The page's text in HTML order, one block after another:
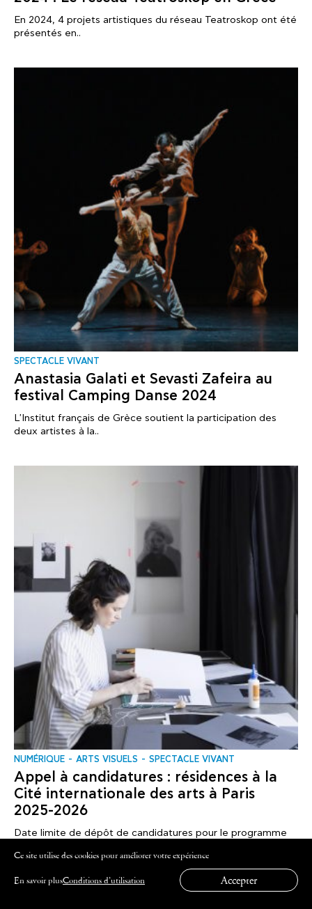
En 2024, 4 projets artistiques du réseau Teatroskop ont été
présentés en..
SPECTACLE VIVANT
Anastasia Galati et Sevasti Zafeira au
festival Camping Danse 2024
L'Institut français de Grèce soutient la participation des
deux artistes à la..
NUMÉRIQUE ARTS VISUELS SPECTACLE VIVANT
Appel à candidatures : résidences à la
Cité internationale des arts à Paris
2025-2026
Date limite de dépôt de candidatures pour le programme
Ce site utilise des cookies pour améliorer votre expérience
En savoir plusConditions d’utilisation Accepter